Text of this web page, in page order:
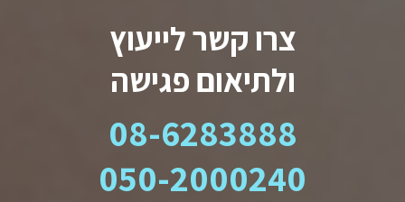
צרו קשר לייעוץ
ולתיאום פגישה
08-6283888
050-2000240